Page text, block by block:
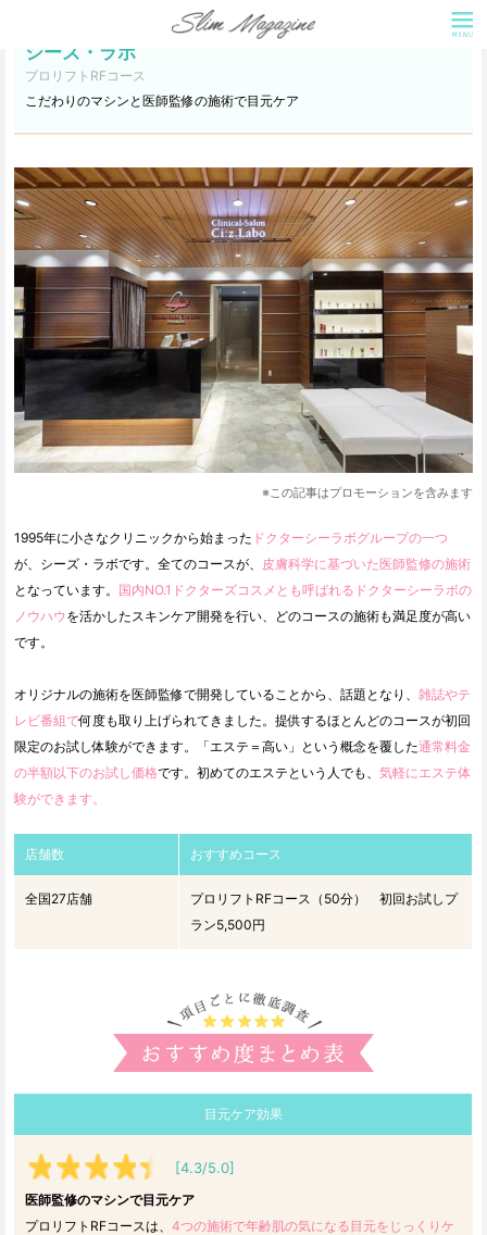
シーズ・ラボ
プロリフトRFコース
こだわりのマシンと医師監修の施術で目元ケア
※この記事はプロモーションを含みます
1995年に小さなクリニックから始まった ドクターシーラボグループの一つ
が、シーズ・ラボです。全てのコースが、 皮膚科学に基づいた医師監修の施術
となっています。 国内NO.1ドクターズコスメとも呼ばれるドクターシーラボの
ノウハウを活かしたスキンケア開発を行い、どのコースの施術も満足度が高い
です。
オリジナルの施術を医師監修で開発していることから、話題となり、 雑誌やテ
レビ番組で何度も取り上げられてきました。提供するほとんどのコースが初回
限定のお試し体験ができます。「エステ＝高い」という概念を覆した通常料金
の半額以下のお試し価格です。初めてのエステという人でも、 気軽にエステ体
験ができます。
店舗数 おすすめコース
全国27店舗
プロリフトRFコース（50分） 初回お試しプ
ラン5,500円
目元ケア効果
[4.3/5.0]
医師監修のマシンで目元ケア
プロリフトRFコースは、 4つの施術で年齢肌の気になる目元をじっくりケ